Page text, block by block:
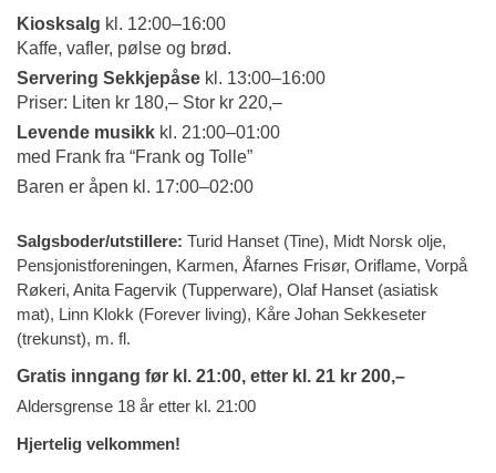
Kiosksalg kl. 12:00–16:00
Kaffe, vafler, pølse og brød.
Servering Sekkjepåse kl. 13:00–16:00
Priser: Liten kr 180,– Stor kr 220,–
Levende musikk kl. 21:00–01:00
med Frank fra “Frank og Tolle”
Baren er åpen kl. 17:00–02:00
Salgsboder/utstillere: Turid Hanset (Tine), Midt Norsk olje,
Pensjonistforeningen, Karmen, Åfarnes Frisør, Oriflame, Vorpå
Røkeri, Anita Fagervik (Tupperware), Olaf Hanset (asiatisk
mat), Linn Klokk (Forever living), Kåre Johan Sekkeseter
(trekunst), m. fl.
Gratis inngang før kl. 21:00, etter kl. 21 kr 200,–
Aldersgrense 18 år etter kl. 21:00
Hjertelig velkommen!